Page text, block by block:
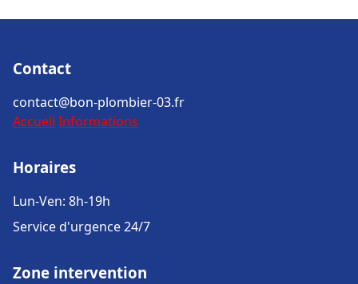
Contact
contact@bon-plombier-03.fr
Accueil Informations
Horaires
Lun-Ven: 8h-19h
Service d'urgence 24/7
Zone intervention